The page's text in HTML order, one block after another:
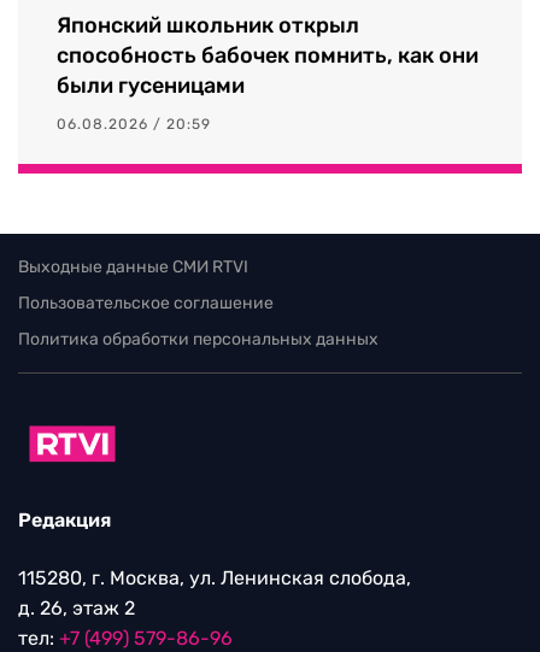
Японский школьник открыл
способность бабочек помнить, как они
были гусеницами
06.08.2026 / 20:59
Выходные данные СМИ RTVI
Пользовательское соглашение
Политика обработки персональных данных
Редакция
115280, г. Москва, ул. Ленинская слобода,
д. 26, этаж 2
тел: +7 (499) 579-86-96